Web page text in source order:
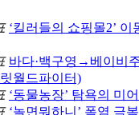
‘킬러들의 쇼핑몰2’
바다·백구영→베이비
월드파이터)
‘동물농장’ 탐욕의 미
‘놀면뭐하니’ 폭염 극